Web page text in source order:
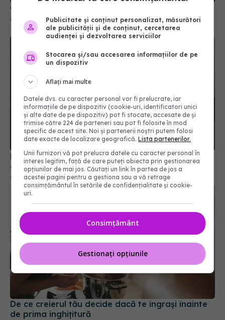
Cum ne afectează greutatea sănătatea creierului
06 iun 2026, 11:00
Dr. Vlad Ciurea, semnal de alarmă. Alimentul care
distruge creierul: De aici apare AVC-ul
08 mar 2026, 20:03
De ce creierul tău decide dacă te îngrași înainte
de prima înghițitură
Publicitate și conținut personalizat, măsurători
ale publicității și de conținut, cercetarea
audienței și dezvoltarea serviciilor
Stocarea și/sau accesarea informațiilor de pe
un dispozitiv
Aflați mai multe
Datele dvs. cu caracter personal vor fi prelucrate, iar
informațiile de pe dispozitiv (cookie-uri, identificatori unici
și alte date de pe dispozitiv) pot fi stocate, accesate de și
trimise către 224 de parteneri sau pot fi folosite în mod
specific de acest site. Noi și partenerii noștri putem folosi
date exacte de localizare geografică.Lista partenerilor.
Unii furnizori vă pot prelucra datele cu caracter personal în
interes legitim, față de care puteți obiecta prin gestionarea
opțiunilor de mai jos. Căutați un link în partea de jos a
acestei pagini pentru a gestiona sau a vă retrage
consimțământul în setările de confidențialitate și cookie-
uri.
Consimțământ
Gestionați opțiunile